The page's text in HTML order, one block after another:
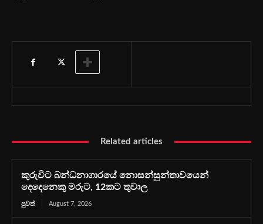
Related articles
කුරුවිට බන්ධනාගාරයේ නොසන්සුන්තාවයෙන්
දෙදෙනෙකු මරුට, 12කට තුවාල
පුවත් August 7, 2026